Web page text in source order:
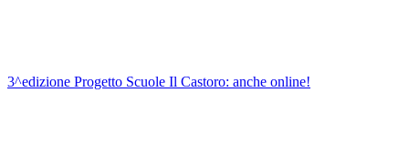
3^edizione Progetto Scuole Il Castoro: anche online!